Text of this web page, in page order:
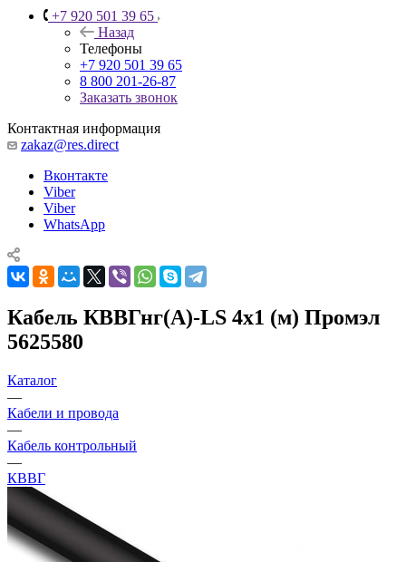
+7 920 501 39 65
Назад
Телефоны
+7 920 501 39 65
8 800 201-26-87
Заказать звонок
Контактная информация
zakaz@res.direct
Вконтакте
Viber
Viber
WhatsApp
Кабель КВВГнг(А)-LS 4х1 (м) Промэл
5625580
Каталог
—
Кабели и провода
—
Кабель контрольный
—
КВВГ